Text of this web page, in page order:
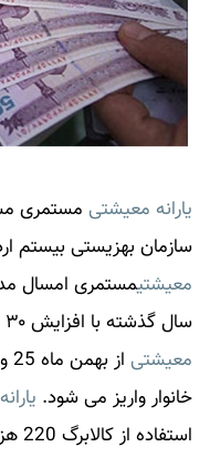
یارانه معیشتی مستمری
سازمان بهزیستی بیستم
معیشتیمستمری امسال
سال گذشته با افزایش ۳۰ درصدی همراه بوده است. .
معیشتی
خانوار واریز می شود.